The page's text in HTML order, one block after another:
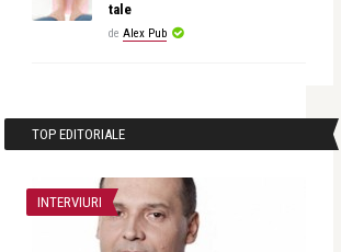
tale
de Alex Pub
TOP EDITORIALE
INTERVIURI